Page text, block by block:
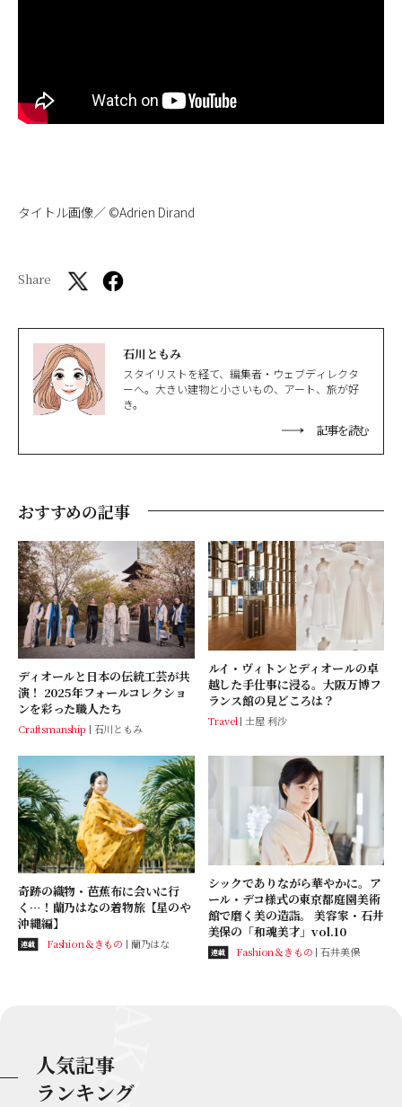
タイトル画像／ ©Adrien Dirand
Share
石川ともみ
スタイリストを経て、編集者・ウェブディレクタ
ーへ。大きい建物と小さいもの、アート、旅が好
き。
記事を読む
おすすめの記事
ディオールと日本の伝統工芸が共
演！ 2025年フォールコレクショ
ンを彩った職人たち
Craftsmanship 石川ともみ
ルイ・ヴィトンとディオールの卓
越した手仕事に浸る。大阪万博フ
ランス館の見どころは？
Travel 土屋 利沙
奇跡の織物・芭蕉布に会いに行
く…！蘭乃はなの着物旅【星のや
沖縄編】
連載 Fashion＆きもの 蘭乃はな
シックでありながら華やかに。ア
ール・デコ様式の東京都庭園美術
館で磨く美の造詣。 美容家・石井
美保の「和魂美才」vol.10
連載 Fashion＆きもの 石井美保
人気記事
ランキング